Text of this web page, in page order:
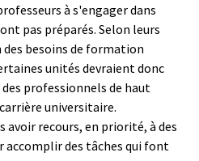
à s'engager dans
pas préparés. Selon leurs
besoins de formation
unités devraient donc
professionnels de haut
universitaire.
avoir recours, en priorité, à des
accomplir des tâches qui font